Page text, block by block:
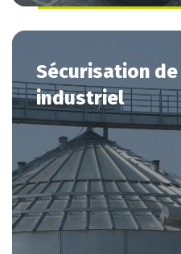
Sécurisation de
industriel